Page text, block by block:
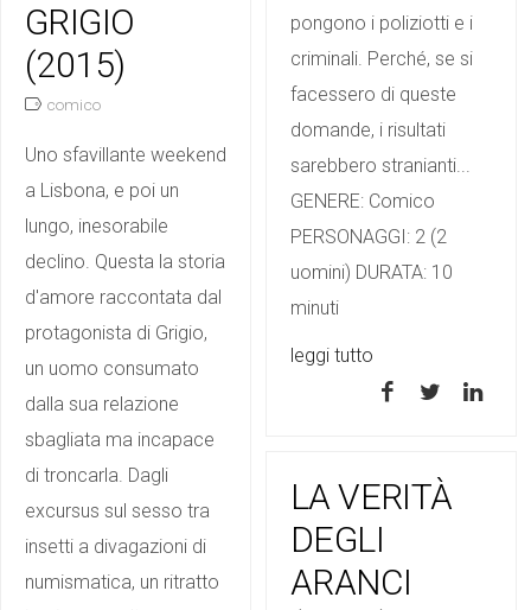
pongono i poliziotti e i
criminali. Perché, se si
facessero di queste
domande, i risultati
sarebbero stranianti...
GENERE: Comico
PERSONAGGI: 2 (2
uomini) DURATA: 10
minuti
leggi tutto
GRIGIO
(2015)
comico
Uno sfavillante weekend
a Lisbona, e poi un
lungo, inesorabile
declino. Questa la storia
d'amore raccontata dal
protagonista di Grigio,
un uomo consumato
dalla sua relazione
sbagliata ma incapace
di troncarla. Dagli
excursus sul sesso tra
insetti a divagazioni di
numismatica, un ritratto
LA VERITÀ
DEGLI
ARANCI